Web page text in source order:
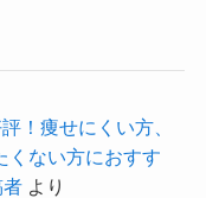
！痩せにくい方、
くない方におすす
より